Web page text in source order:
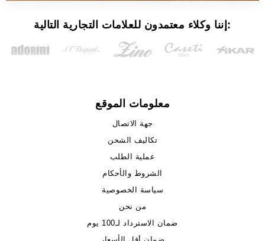
إننا وكلاء معتمدون للعلامات التجارية التالية:
معلومات الموقع
جهة الاتصال
تكاليف الشحن
عملية الطلب
الشروط والأحكام
سياسة الخصوصية
من نحن
ضمان الاسترداد لـ100 يوم